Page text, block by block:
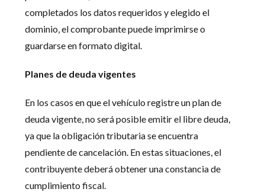
completados los datos requeridos y elegido el
dominio, el comprobante puede imprimirse o
guardarse en formato digital.
Planes de deuda vigentes
En los casos en que el vehículo registre un plan de
deuda vigente, no será posible emitir el libre deuda,
ya que la obligación tributaria se encuentra
pendiente de cancelación. En estas situaciones, el
contribuyente deberá obtener una constancia de
cumplimiento fiscal.